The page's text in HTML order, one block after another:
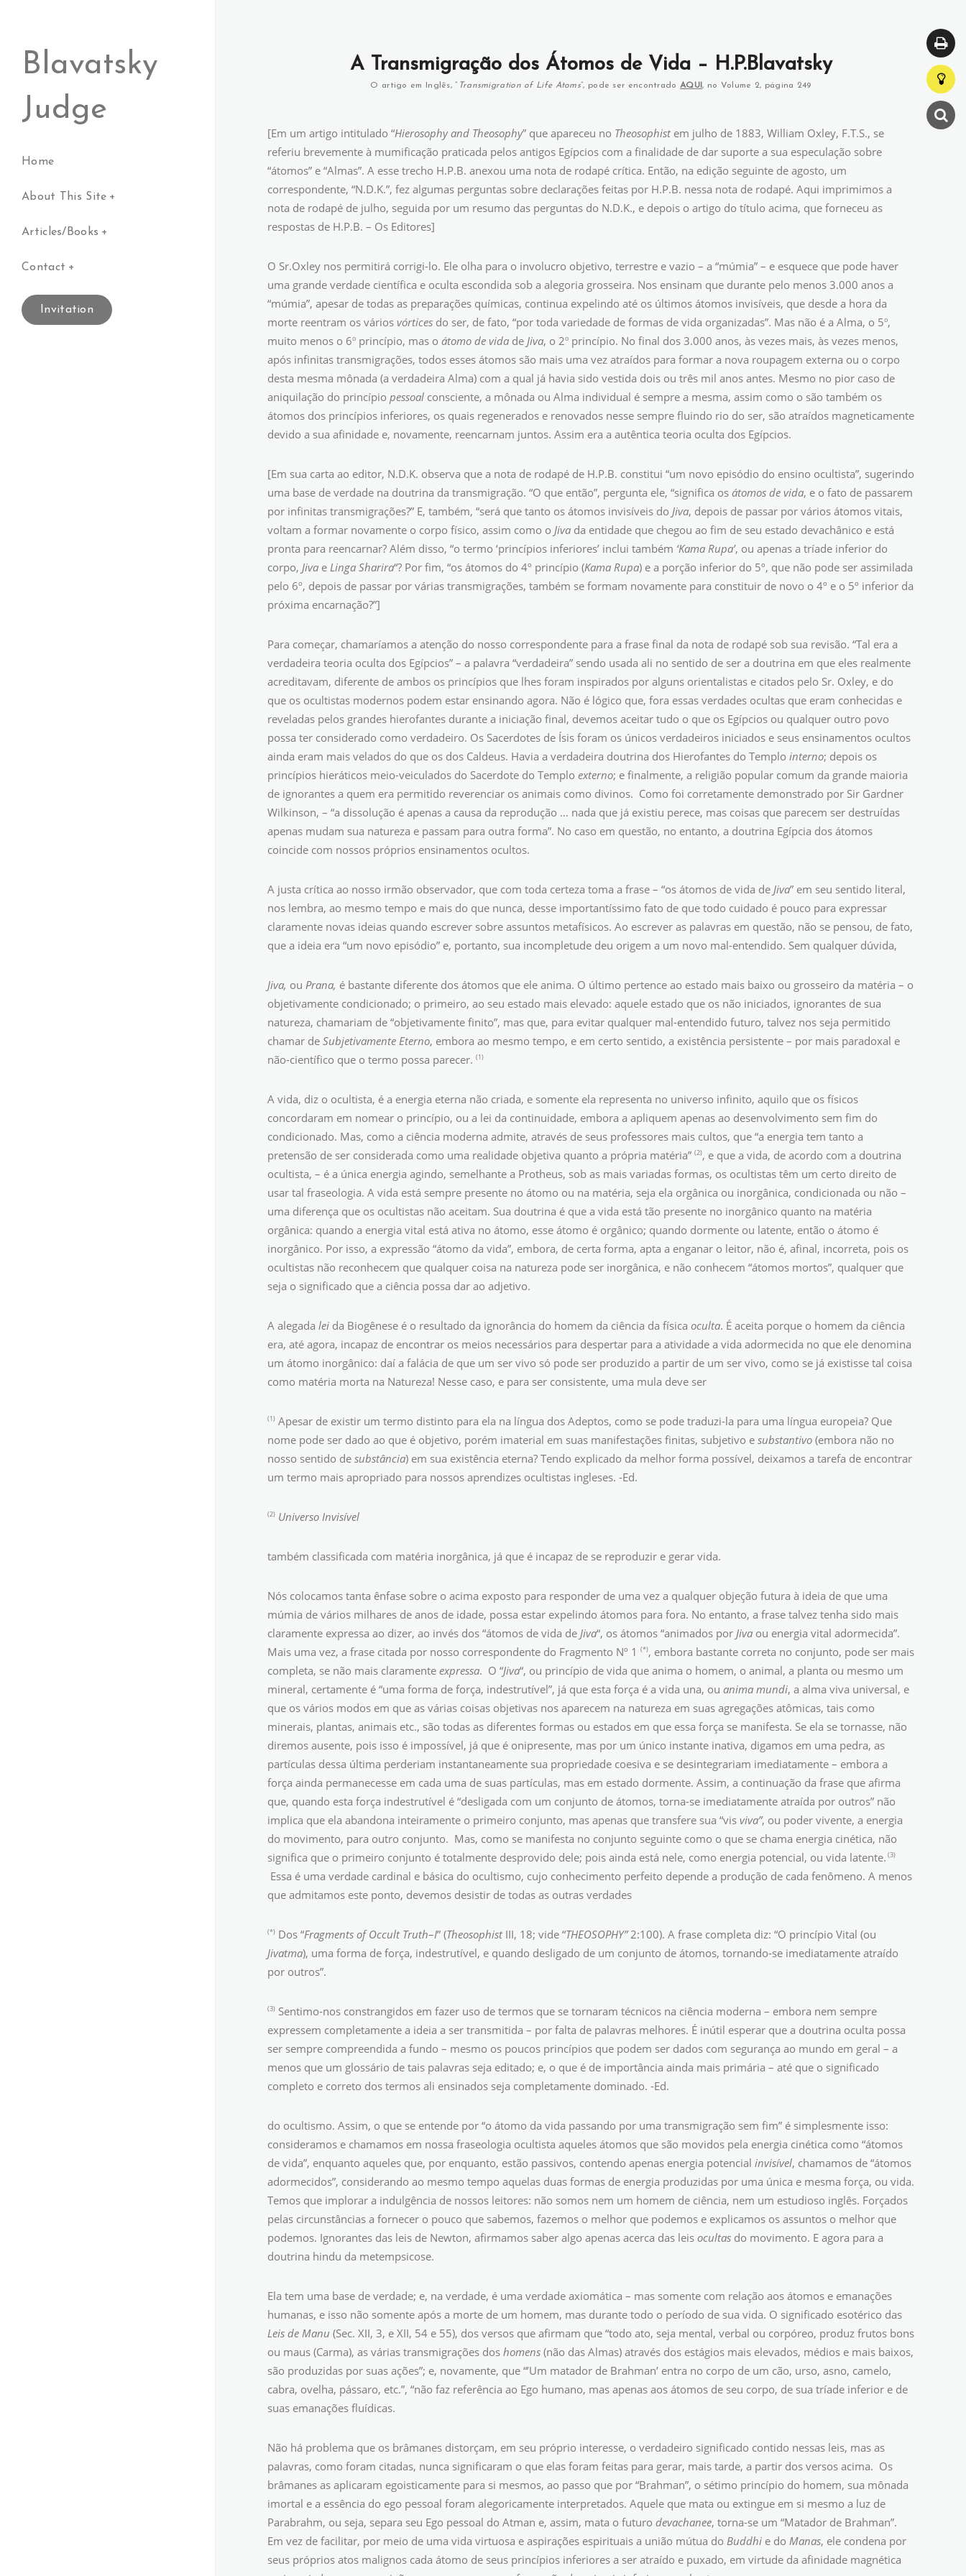
Blavatsky
Judge
Home
About This Site
Articles/Books
Contact
Invitation
A Transmigração dos Átomos de Vida – H.P.Blavatsky
O artigo em Inglês, “ Transmigration of Life Atoms”, pode ser encontrado AQUI, no Volume 2, página 249
[Em um artigo intitulado “Hierosophy and Theosophy” que apareceu no Theosophistem julho de 1883, William Oxley, F.T.S., se
referiu brevemente à mumificação praticada pelos antigos Egípcios com a finalidade de dar suporte a sua especulação sobre
“átomos” e “Almas”. A esse trecho H.P.B. anexou uma nota de rodapé crítica. Então, na edição seguinte de agosto, um
correspondente, “N.D.K.”, fez algumas perguntas sobre declarações feitas por H.P.B. nessa nota de rodapé. Aqui imprimimos a
nota de rodapé de julho, seguida por um resumo das perguntas do N.D.K., e depois o artigo do título acima, que forneceu as
respostas de H.P.B. – Os Editores]
O Sr.Oxley nos permitirá corrigi-lo. Ele olha para o involucro objetivo, terrestre e vazio – a “múmia” – e esquece que pode haver
uma grande verdade científica e oculta escondida sob a alegoria grosseira. Nos ensinam que durante pelo menos 3.000 anos a
“múmia”, apesar de todas as preparações químicas, continua expelindo até os últimos átomos invisíveis, que desde a hora da
morte reentram os vários vórtices do ser, de fato, “por toda variedade de formas de vida organizadas”. Mas não é a Alma, o 5o,
muito menos o 6o princípio, mas o átomo de vida de Jiva, o 2o princípio. No final dos 3.000 anos, às vezes mais, às vezes menos,
após infinitas transmigrações, todos esses átomos são mais uma vez atraídos para formar a nova roupagem externa ou o corpo
desta mesma mônada (a verdadeira Alma) com a qual já havia sido vestida dois ou três mil anos antes. Mesmo no pior caso de
aniquilação do princípio pessoal consciente, a mônada ou Alma individual é sempre a mesma, assim como o são também os
átomos dos princípios inferiores, os quais regenerados e renovados nesse sempre fluindo rio do ser, são atraídos magneticamente
devido a sua afinidade e, novamente, reencarnam juntos. Assim era a autêntica teoria oculta dos Egípcios.
[Em sua carta ao editor, N.D.K. observa que a nota de rodapé de H.P.B. constitui “um novo episódio do ensino ocultista”, sugerindo
uma base de verdade na doutrina da transmigração. “O que então”, pergunta ele, “significa os átomos de vida, e o fato de passarem
por infinitas transmigrações?” E, também, “será que tanto os átomos invisíveis do Jiva, depois de passar por vários átomos vitais,
voltam a formar novamente o corpo físico, assim como o Jiva da entidade que chegou ao fim de seu estado devachânico e está
pronta para reencarnar? Além disso, “o termo ‘princípios inferiores’ inclui também ‘Kama Rupa’, ou apenas a tríade inferior do
corpo, Jiva e Linga Sharira“? Por fim, “os átomos do 4º princípio (Kama Rupa) e a porção inferior do 5º, que não pode ser assimilada
pelo 6º, depois de passar por várias transmigrações, também se formam novamente para constituir de novo o 4º e o 5º inferior da
próxima encarnação?”]
Para começar, chamaríamos a atenção do nosso correspondente para a frase final da nota de rodapé sob sua revisão. “Tal era a
verdadeira teoria oculta dos Egípcios” – a palavra “verdadeira” sendo usada ali no sentido de ser a doutrina em que eles realmente
acreditavam, diferente de ambos os princípios que lhes foram inspirados por alguns orientalistas e citados pelo Sr. Oxley, e do
que os ocultistas modernos podem estar ensinando agora. Não é lógico que, fora essas verdades ocultas que eram conhecidas e
reveladas pelos grandes hierofantes durante a iniciação final, devemos aceitar tudo o que os Egípcios ou qualquer outro povo
possa ter considerado como verdadeiro. Os Sacerdotes de Ísis foram os únicos verdadeiros iniciados e seus ensinamentos ocultos
ainda eram mais velados do que os dos Caldeus. Havia a verdadeira doutrina dos Hierofantes do Templo interno; depois os
princípios hieráticos meio-veiculados do Sacerdote do Templo externo; e finalmente, a religião popular comum da grande maioria
de ignorantes a quem era permitido reverenciar os animais como divinos. Como foi corretamente demonstrado por Sir Gardner
Wilkinson, – “a dissolução é apenas a causa da reprodução … nada que já existiu perece, mas coisas que parecem ser destruídas
apenas mudam sua natureza e passam para outra forma”. No caso em questão, no entanto, a doutrina Egípcia dos átomos
coincide com nossos próprios ensinamentos ocultos.
A justa crítica ao nosso irmão observador, que com toda certeza toma a frase – “os átomos de vida de Jiva” em seu sentido literal,
nos lembra, ao mesmo tempo e mais do que nunca, desse importantíssimo fato de que todo cuidado é pouco para expressar
claramente novas ideias quando escrever sobre assuntos metafísicos. Ao escrever as palavras em questão, não se pensou, de fato,
que a ideia era “um novo episódio” e, portanto, sua incompletude deu origem a um novo mal-entendido. Sem qualquer dúvida,
Jiva, ou Prana, é bastante diferente dos átomos que ele anima. O último pertence ao estado mais baixo ou grosseiro da matéria – o
objetivamente condicionado; o primeiro, ao seu estado mais elevado: aquele estado que os não iniciados, ignorantes de sua
natureza, chamariam de “objetivamente finito”, mas que, para evitar qualquer mal-entendido futuro, talvez nos seja permitido
chamar de Subjetivamente Eterno, embora ao mesmo tempo, e em certo sentido, a existência persistente – por mais paradoxal e
não-científico que o termo possa parecer. (1)
A vida, diz o ocultista, é a energia eterna não criada, e somente ela representa no universo infinito, aquilo que os físicos
concordaram em nomear o princípio, ou a lei da continuidade, embora a apliquem apenas ao desenvolvimento sem fim do
condicionado. Mas, como a ciência moderna admite, através de seus professores mais cultos, que “a energia tem tanto a
pretensão de ser considerada como uma realidade objetiva quanto a própria matéria” (2), e que a vida, de acordo com a doutrina
ocultista, – é a única energia agindo, semelhante a Protheus, sob as mais variadas formas, os ocultistas têm um certo direito de
usar tal fraseologia. A vida está sempre presente no átomo ou na matéria, seja ela orgânica ou inorgânica, condicionada ou não –
uma diferença que os ocultistas não aceitam. Sua doutrina é que a vida está tão presente no inorgânico quanto na matéria
orgânica: quando a energia vital está ativa no átomo, esse átomo é orgânico; quando dormente ou latente, então o átomo é
inorgânico. Por isso, a expressão “átomo da vida”, embora, de certa forma, apta a enganar o leitor, não é, afinal, incorreta, pois os
ocultistas não reconhecem que qualquer coisa na natureza pode ser inorgânica, e não conhecem “átomos mortos”, qualquer que
seja o significado que a ciência possa dar ao adjetivo.
A alegada lei da Biogênese é o resultado da ignorância do homem da ciência da física oculta. É aceita porque o homem da ciência
era, até agora, incapaz de encontrar os meios necessários para despertar para a atividade a vida adormecida no que ele denomina
um átomo inorgânico: daí a falácia de que um ser vivo só pode ser produzido a partir de um ser vivo, como se já existisse tal coisa
como matéria morta na Natureza! Nesse caso, e para ser consistente, uma mula deve ser
(1) Apesar de existir um termo distinto para ela na língua dos Adeptos, como se pode traduzi-la para uma língua europeia? Que
nome pode ser dado ao que é objetivo, porém imaterial em suas manifestações finitas, subjetivo e substantivo (embora não no
nosso sentido de substância) em sua existência eterna? Tendo explicado da melhor forma possível, deixamos a tarefa de encontrar
um termo mais apropriado para nossos aprendizes ocultistas ingleses. -Ed.
(2) Universo Invisível
também classificada com matéria inorgânica, já que é incapaz de se reproduzir e gerar vida.
Nós colocamos tanta ênfase sobre o acima exposto para responder de uma vez a qualquer objeção futura à ideia de que uma
múmia de vários milhares de anos de idade, possa estar expelindo átomos para fora. No entanto, a frase talvez tenha sido mais
claramente expressa ao dizer, ao invés dos “átomos de vida de Jiva“, os átomos “animados por Jiva ou energia vital adormecida”.
Mais uma vez, a frase citada por nosso correspondente do Fragmento Nº 1 (*), embora bastante correta no conjunto, pode ser mais
completa, se não mais claramente expressa. O “Jiva“, ou princípio de vida que anima o homem, o animal, a planta ou mesmo um
mineral, certamente é “uma forma de força, indestrutível”, já que esta força é a vida una, ou anima mundi, a alma viva universal, e
que os vários modos em que as várias coisas objetivas nos aparecem na natureza em suas agregações atômicas, tais como
minerais, plantas, animais etc., são todas as diferentes formas ou estados em que essa força se manifesta. Se ela se tornasse, não
diremos ausente, pois isso é impossível, já que é onipresente, mas por um único instante inativa, digamos em uma pedra, as
partículas dessa última perderiam instantaneamente sua propriedade coesiva e se desintegrariam imediatamente – embora a
força ainda permanecesse em cada uma de suas partículas, mas em estado dormente. Assim, a continuação da frase que afirma
que, quando esta força indestrutível é “desligada com um conjunto de átomos, torna-se imediatamente atraída por outros” não
implica que ela abandona inteiramente o primeiro conjunto, mas apenas que transfere sua “vis viva”, ou poder vivente, a energia
do movimento, para outro conjunto. Mas, como se manifesta no conjunto seguinte como o que se chama energia cinética, não
significa que o primeiro conjunto é totalmente desprovido dele; pois ainda está nele, como energia potencial, ou vida latente. (3)
Essa é uma verdade cardinal e básica do ocultismo, cujo conhecimento perfeito depende a produção de cada fenômeno. A menos
que admitamos este ponto, devemos desistir de todas as outras verdades
(*) Dos “Fragments of Occult Truth–I” (TheosophistIII, 18; vide “THEOSOPHY”2:100). A frase completa diz: “O princípio Vital (ou
Jivatma), uma forma de força, indestrutível, e quando desligado de um conjunto de átomos, tornando-se imediatamente atraído
por outros”.
(3) Sentimo-nos constrangidos em fazer uso de termos que se tornaram técnicos na ciência moderna – embora nem sempre
expressem completamente a ideia a ser transmitida – por falta de palavras melhores. É inútil esperar que a doutrina oculta possa
ser sempre compreendida a fundo – mesmo os poucos princípios que podem ser dados com segurança ao mundo em geral – a
menos que um glossário de tais palavras seja editado; e, o que é de importância ainda mais primária – até que o significado
completo e correto dos termos ali ensinados seja completamente dominado. -Ed.
do ocultismo. Assim, o que se entende por “o átomo da vida passando por uma transmigração sem fim” é simplesmente isso:
consideramos e chamamos em nossa fraseologia ocultista aqueles átomos que são movidos pela energia cinética como “átomos
de vida”, enquanto aqueles que, por enquanto, estão passivos, contendo apenas energia potencial invisível, chamamos de “átomos
adormecidos”, considerando ao mesmo tempo aquelas duas formas de energia produzidas por uma única e mesma força, ou vida.
Temos que implorar a indulgência de nossos leitores: não somos nem um homem de ciência, nem um estudioso inglês. Forçados
pelas circunstâncias a fornecer o pouco que sabemos, fazemos o melhor que podemos e explicamos os assuntos o melhor que
podemos. Ignorantes das leis de Newton, afirmamos saber algo apenas acerca das leis ocultas do movimento. E agora para a
doutrina hindu da metempsicose.
Ela tem uma base de verdade; e, na verdade, é uma verdade axiomática – mas somente com relação aos átomos e emanações
humanas, e isso não somente após a morte de um homem, mas durante todo o período de sua vida. O significado esotérico das
Leis de Manu (Sec. XII, 3, e XII, 54 e 55), dos versos que afirmam que “todo ato, seja mental, verbal ou corpóreo, produz frutos bons
ou maus (Carma), as várias transmigrações dos homens (não das Almas) através dos estágios mais elevados, médios e mais baixos,
são produzidas por suas ações”; e, novamente, que “’Um matador de Brahman’ entra no corpo de um cão, urso, asno, camelo,
cabra, ovelha, pássaro, etc.”, “não faz referência ao Ego humano, mas apenas aos átomos de seu corpo, de sua tríade inferior e de
suas emanações fluídicas.
Não há problema que os brâmanes distorçam, em seu próprio interesse, o verdadeiro significado contido nessas leis, mas as
palavras, como foram citadas, nunca significaram o que elas foram feitas para gerar, mais tarde, a partir dos versos acima. Os
brâmanes as aplicaram egoisticamente para si mesmos, ao passo que por “Brahman”, o sétimo princípio do homem, sua mônada
imortal e a essência do ego pessoal foram alegoricamente interpretados. Aquele que mata ou extingue em si mesmo a luz de
Parabrahm, ou seja, separa seu Ego pessoal do Atman e, assim, mata o futuro devachanee, torna-se um “Matador de Brahman”.
Em vez de facilitar, por meio de uma vida virtuosa e aspirações espirituais a união mútua do Buddhi e do Manas, ele condena por
seus próprios atos malignos cada átomo de seus princípios inferiores a ser atraído e puxado, em virtude da afinidade magnética